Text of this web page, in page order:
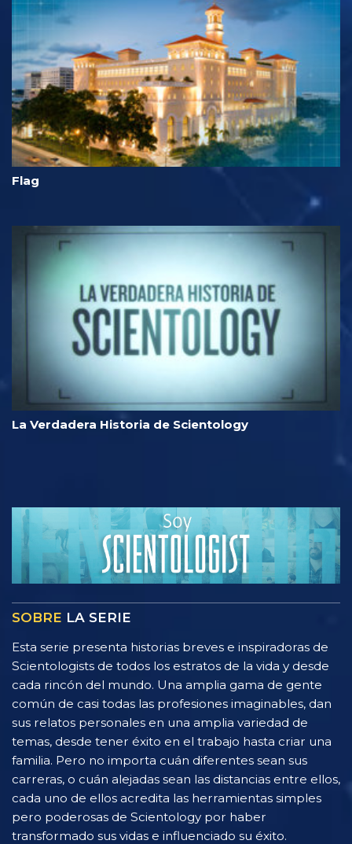
Flag
La Verdadera Historia de Scientology
SOBRE LA SERIE
Esta serie presenta historias breves e inspiradoras de
Scientologists de todos los estratos de la vida y desde
cada rincón del mundo. Una amplia gama de gente
común de casi todas las profesiones imaginables, dan
sus relatos personales en una amplia variedad de
temas, desde tener éxito en el trabajo hasta criar una
familia. Pero no importa cuán diferentes sean sus
carreras, o cuán alejadas sean las distancias entre ellos,
cada uno de ellos acredita las herramientas simples
pero poderosas de Scientology por haber
transformado sus vidas e influenciado su éxito.